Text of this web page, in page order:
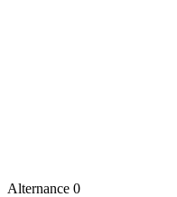
Alternance 0